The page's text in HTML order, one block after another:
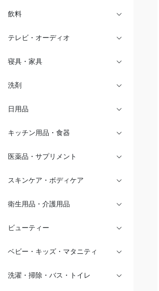
飲料
テレビ・オーディオ
寝具・家具
洗剤
日用品
キッチン用品・食器
医薬品・サプリメント
スキンケア・ボディケア
衛生用品・介護用品
ビューティー
ベビー・キッズ・マタニティ
洗濯・掃除・バス・トイレ